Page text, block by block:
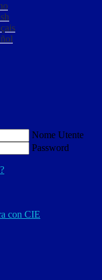
Nome Utente
Password
con CIE